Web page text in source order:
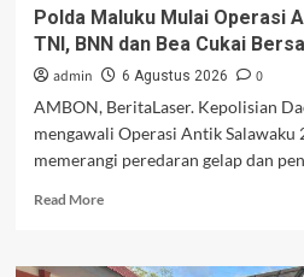
Polda Maluku Mulai Operasi
TNI, BNN dan Bea Cukai
admin 6 Agustus 2026
0
AMBON, BeritaLaser. Kepolisian
mengawali Operasi Antik Salawaku
memerangi peredaran gelap dan
Read MoreRead
Polda